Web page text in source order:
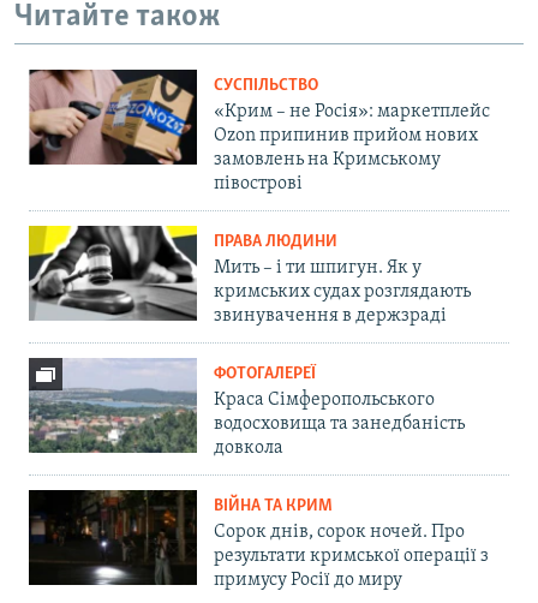
Читайте також
СУСПІЛЬСТВО
«Крим – не Росія»: маркетплейс
Ozon припинив прийом нових
замовлень на Кримському
півострові
ПРАВА ЛЮДИНИ
Мить – і ти шпигун. Як у
кримських судах розглядають
звинувачення в держзраді
ФОТОГАЛЕРЕЇ
Краса Сімферопольського
водосховища та занедбаність
довкола
ВІЙНА ТА КРИМ
Сорок днів, сорок ночей. Про
результати кримської операції з
примусу Росії до миру